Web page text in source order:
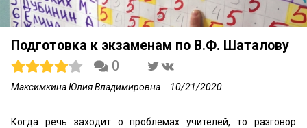
Подготовка к экзаменам по В.Ф. Шаталову
0
Максимкина Юлия Владимировна 10/21/2020
Когда речь заходит о проблемах учителей, то разговор